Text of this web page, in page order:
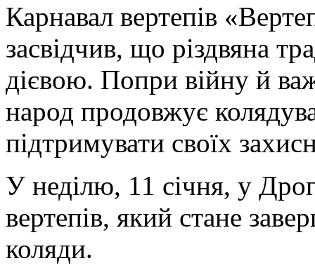
Карнавал вертепів
засвідчив, що різдвяна
дієвою. Попри війну й
народ продовжує
підтримувати своїх
У неділю, 11 січня, у
вертепів, який стане
коляди.